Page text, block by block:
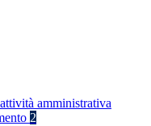
amministrativa
2